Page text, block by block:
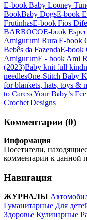
E-book Baby Looney
BookBaby DogsE-book
FrutinhasE-book Fios
BARROCOE-book
Amigurumi RuralE-book
Bebês da FazendaE-book
AmigurumE - book Ami
(2023)Baby knit full
needlesOne-Stitch Baby
for blankets, hats, toys &
to Caress Your Baby’s
Crochet Designs
Комментарии (0)
Информация
Посетители,
комментарии к данной
Навигация
ЖУРНАЛЫ
Гуманитарные Для
Здоровье Кулинарные